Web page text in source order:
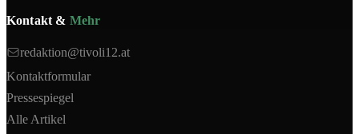
Kontakt & Mehr
redaktion@tivoli12.at
Kontaktformular
Pressespiegel
Alle Artikel